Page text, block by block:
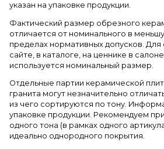
указан на упаковке продукции.
Фактический размер обрезного
отличается от номинального в
пределах нормативных допусков.
сайте, в каталоге, на ценнике в
используется номинальный размер.
Отдельные партии керамической
гранита могут незначительно
из чего сортируются по тону.
упаковке продукции. Рекомендуем
одного тона (в рамках одного
идеально однородного покрытия.